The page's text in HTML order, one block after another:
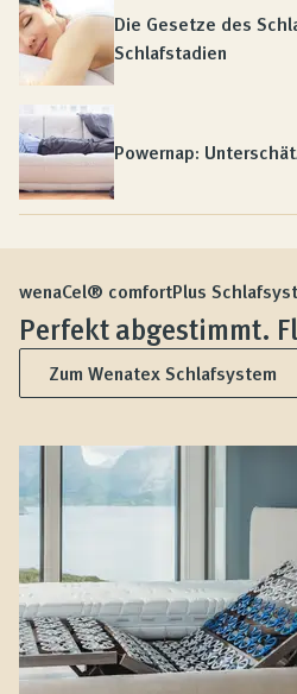
Die Gesetze des
Schlafstadien
Powernap:
wenaCel® comfortPlus
Perfekt abgestimmt.
Zum Wenatex Schlafsystem